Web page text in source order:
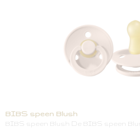
BIBS speen Blush
BIBS speen Blush De BIBS speen Blush